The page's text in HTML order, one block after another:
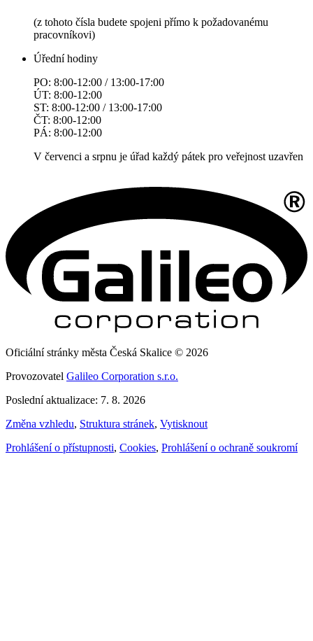
(z tohoto čísla budete spojeni přímo k požadovanému
pracovníkovi)
Úřední hodiny
PO: 8:00-12:00 / 13:00-17:00
ÚT: 8:00-12:00
ST: 8:00-12:00 / 13:00-17:00
ČT: 8:00-12:00
PÁ: 8:00-12:00
V červenci a srpnu je úřad každý pátek pro veřejnost uzavřen
Oficiální stránky města Česká Skalice © 2026
Provozovatel Galileo Corporation s.r.o.
Poslední aktualizace: 7. 8. 2026
Změna vzhledu, Struktura stránek, Vytisknout
Prohlášení o přístupnosti, Cookies, Prohlášení o ochraně soukromí